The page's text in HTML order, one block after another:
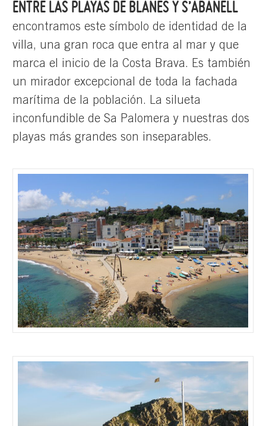
ENTRE LAS PLAYAS DE BLANES Y S’ABANELL
encontramos este símbolo de identidad de la
villa, una gran roca que entra al mar y que
marca el inicio de la Costa Brava. Es también
un mirador excepcional de toda la fachada
marítima de la población. La silueta
inconfundible de Sa Palomera y nuestras dos
playas más grandes son inseparables.